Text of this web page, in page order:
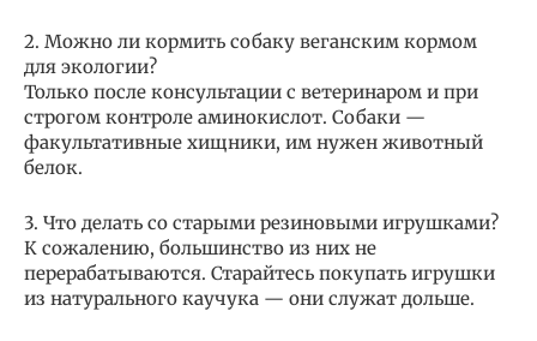
2. Можно ли кормить собаку веганским кормом
для экологии?
Только после консультации с ветеринаром и при
строгом контроле аминокислот. Собаки —
факультативные хищники, им нужен животный
белок.
3. Что делать со старыми резиновыми игрушками?
К сожалению, большинство из них не
перерабатываются. Старайтесь покупать игрушки
из натурального каучука — они служат дольше.